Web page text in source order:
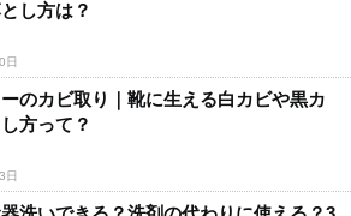
し方は？
日
のカビ取り｜靴に生える白カビや黒カ
方って？
日